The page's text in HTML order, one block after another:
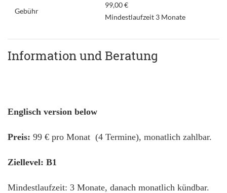
Gebühr
99,00 €
Mindestlaufzeit 3 Monate
Information und Beratung
Englisch version below
Preis: 99 € pro Monat (4 Termine), monatlich zahlbar.
Ziellevel: B1
Mindestlaufzeit: 3 Monate, danach monatlich kündbar.